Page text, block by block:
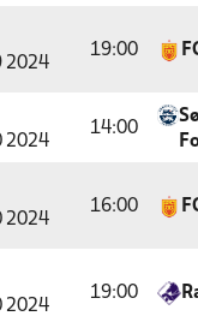
2024
19:00
2024
14:00
2024
16:00
2024
19:00